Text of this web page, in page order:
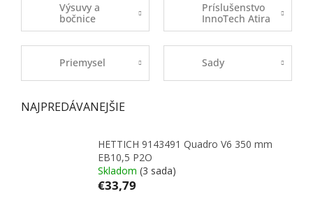
Výsuvy a
bočnice
Príslušenstvo
InnoTech Atira
Priemysel Sady
NAJPREDÁVANEJŠIE
HETTICH 9143491 Quadro V6 350 mm
EB10,5 P2O
Skladom (3 sada)
€33,79